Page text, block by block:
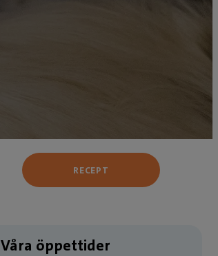
RECEPT
Våra öppettider